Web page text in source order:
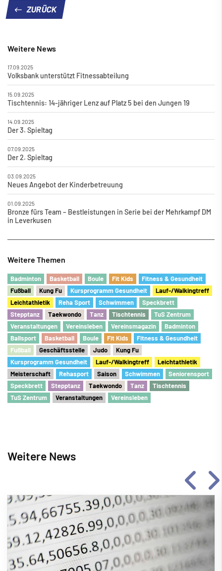
ZURÜCK
Weitere News
17.09.2025
Volksbank unterstützt Fitnessabteilung
15.09.2025
Tischtennis: 14-jähriger Lenz auf Platz 5 bei den Jungen 19
14.09.2025
Der 3. Spieltag
07.09.2025
Der 2. Spieltag
03.09.2025
Neues Angebot der Kinderbetreuung
01.09.2025
Bronze fürs Team – Bestleistungen in Serie bei der Mehrkampf DM
in Leverkusen
Weitere Themen
Badminton Basketball Boule Fit Kids
Fitness & Gesundheit
Fußball Kung Fu Kursprogramm Gesundheit
Lauf-/Walkingtreff
Leichtathletik
Reha Sport Schwimmen
Speckbrett
Stepptanz
Taekwondo Tanz Tischtennis
TuS Zentrum
Veranstaltungen
Vereinsleben Vereinsmagazin
Badminton
Ballsport
Basketball Boule Fit Kids
Fitness & Gesundheit
Fußball Geschäftsstelle Judo
Kung Fu
Kursprogramm Gesundheit
Lauf-/Walkingtreff
Leichtathletik
Meisterschaft
Rehasport Saison Schwimmen
Seniorensport
Speckbrett
Stepptanz Taekwondo Tanz
Tischtennis
TuS Zentrum
Veranstaltungen Vereinsleben
Weitere News